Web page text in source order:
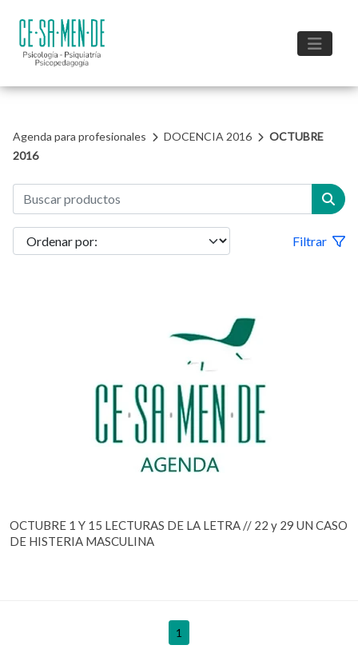
Agenda para profesionales DOCENCIA 2016
OCTUBRE
2016
Filtrar
OCTUBRE 1 Y 15 LECTURAS DE LA LETRA // 22 y 29 UN CASO
DE HISTERIA MASCULINA
1